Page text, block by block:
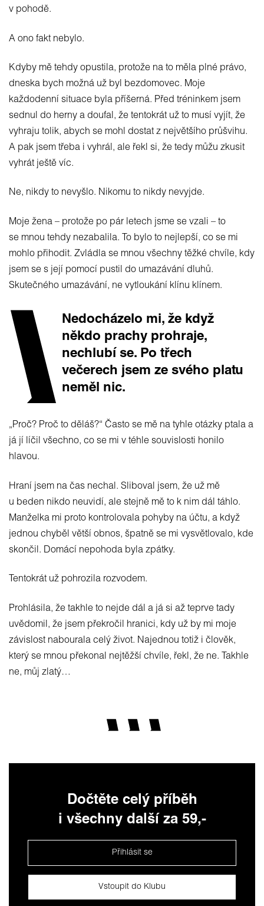
v pohodě.
A ono fakt nebylo.
Kdyby mě tehdy opustila, protože na to měla plné právo,
dneska bych možná už byl bezdomovec. Moje
každodenní situace byla příšerná. Před tréninkem jsem
sednul do herny a doufal, že tentokrát už to musí vyjít, že
vyhraju tolik, abych se mohl dostat z největšího průšvihu.
A pak jsem třeba i vyhrál, ale řekl si, že tedy můžu zkusit
vyhrát ještě víc.
Ne, nikdy to nevyšlo. Nikomu to nikdy nevyjde.
Moje žena – protože po pár letech jsme se vzali – to
se mnou tehdy nezabalila. To bylo to nejlepší, co se mi
mohlo přihodit. Zvládla se mnou všechny těžké chvíle, kdy
jsem se s její pomocí pustil do umazávání dluhů.
Skutečného umazávání, ne vytloukání klínu klínem.
Nedocházelo mi, že když
někdo prachy prohraje,
nechlubí se. Po třech
večerech jsem ze svého platu
neměl nic.
„Proč? Proč to děláš?“ Často se mě na tyhle otázky ptala a
já jí líčil všechno, co se mi v téhle souvislosti honilo
hlavou.
Hraní jsem na čas nechal. Sliboval jsem, že už mě
u beden nikdo neuvidí, ale stejně mě to k nim dál táhlo.
Manželka mi proto kontrolovala pohyby na účtu, a když
jednou chyběl větší obnos, špatně se mi vysvětlovalo, kde
skončil. Domácí nepohoda byla zpátky.
Tentokrát už pohrozila rozvodem.
Prohlásila, že takhle to nejde dál a já si až teprve tady
uvědomil, že jsem překročil hranici, kdy už by mi moje
závislost nabourala celý život. Najednou totiž i člověk,
který se mnou překonal nejtěžší chvíle, řekl, že ne. Takhle
ne, můj zlatý…
Dočtěte celý příběh
i všechny další za 59,-
Přihlásit se
Vstoupit do Klubu